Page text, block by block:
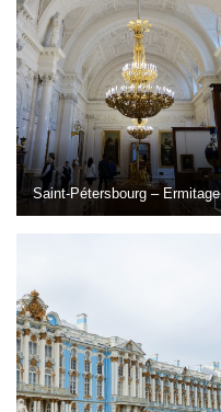
Saint-Pétersbourg – Ermitage